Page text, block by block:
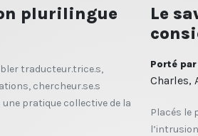
plurilingue
traducteur.trice.s,
chercheur.se.s
pratique collective de la
Le
Porté
Charles,
Placés le